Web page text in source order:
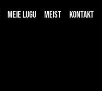
Meie lugu Meist Kontakt